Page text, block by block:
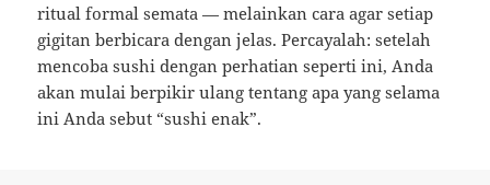
ritual formal semata — melainkan cara agar setiap
gigitan berbicara dengan jelas. Percayalah: setelah
mencoba sushi dengan perhatian seperti ini, Anda
akan mulai berpikir ulang tentang apa yang selama
ini Anda sebut “sushi enak”.